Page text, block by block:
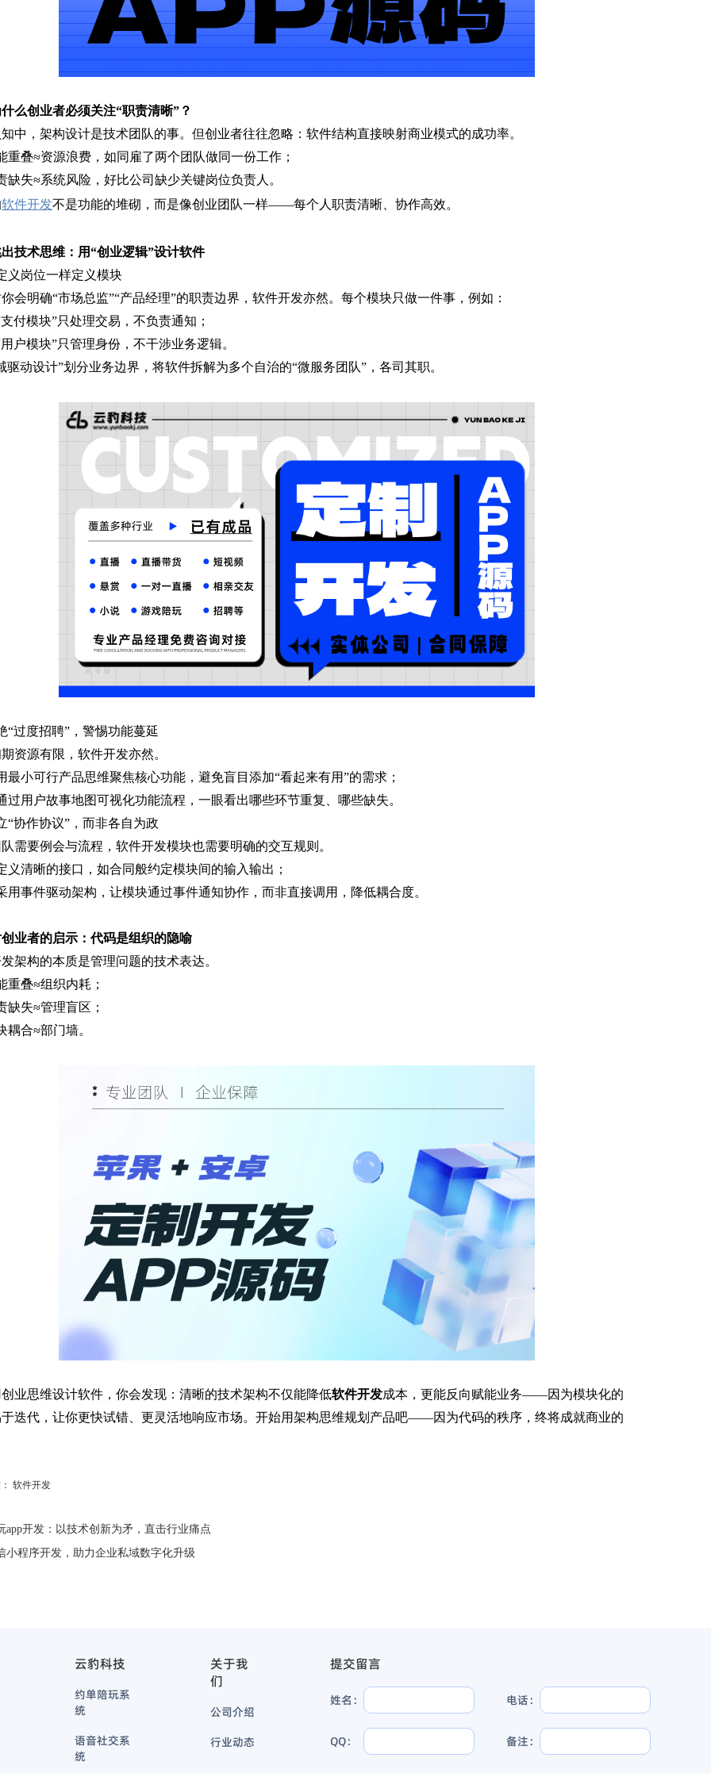
么创业者必须关注“职责清晰”？
中，架构设计是技术团队的事。但创业者往往忽略：软件结构直接映射商业模式的成功率。
重叠≈资源浪费，如同雇了两个团队做同一份工作；
缺失≈系统风险，好比公司缺少关键岗位负责人。
软件开发不是功能的堆砌，而是像创业团队一样——每个人职责清晰、协作高效。
技术思维：用“创业逻辑”设计软件
义岗位一样定义模块
会明确“市场总监”“产品经理”的职责边界，软件开发亦然。每个模块只做一件事，例如：
付模块”只处理交易，不负责通知；
户模块”只管理身份，不干涉业务逻辑。
驱动设计”划分业务边界，将软件拆解为多个自治的“微服务团队”，各司其职。
“过度招聘”，警惕功能蔓延
资源有限，软件开发亦然。
最小可行产品思维聚焦核心功能，避免盲目添加“看起来有用”的需求；
过用户故事地图可视化功能流程，一眼看出哪些环节重复、哪些缺失。
“协作协议”，而非各自为政
需要例会与流程，软件开发模块也需要明确的交互规则。
义清晰的接口，如合同般约定模块间的输入输出；
用事件驱动架构，让模块通过事件通知协作，而非直接调用，降低耦合度。
业者的启示：代码是组织的隐喻
架构的本质是管理问题的技术表达。
重叠≈组织内耗；
缺失≈管理盲区；
耦合≈部门墙。
业思维设计软件，你会发现：清晰的技术架构不仅能降低软件开发成本，更能反向赋能业务——因为模块化的
迭代，让你更快试错、更灵活地响应市场。开始用架构思维规划产品吧——因为代码的秩序，终将成就商业的
软件开发
app开发：以技术创新为矛，直击行业痛点
小程序开发，助力企业私域数字化升级
云豹科技
约单陪玩系
统
语音社交系
统
关于我
们
公司介绍
行业动态
提交留言
姓名： 电话：
QQ： 备注：